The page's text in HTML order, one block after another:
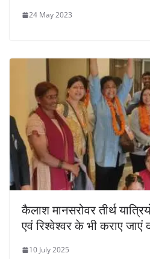
24 May 2023
कैलाश मानसरोवर तीर्थ
एवं रिश्वेश्वर के भी कराए जाएं
10 July 2025